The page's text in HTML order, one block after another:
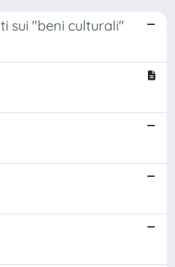
sui "beni culturali"